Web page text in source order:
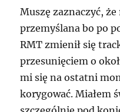
Muszę zaznaczyć,
przemyślana bo po
RMT zmienił się
przesunięciem o
mi się na ostatni
korygować. Miałem